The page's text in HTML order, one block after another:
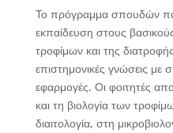
Το πρόγραμμα σπουδών
εκπαίδευση στους
τροφίμων και της
επιστημονικές γνώσεις με
εφαρμογές. Οι φοιτητές
και τη βιολογία των
διαιτολογία, στη